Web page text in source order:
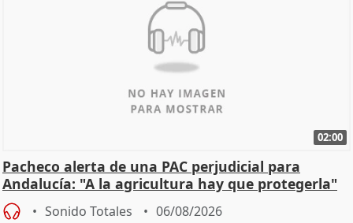
02:00
Pacheco alerta de una PAC perjudicial para
Andalucía: "A la agricultura hay que protegerla"
Sonido Totales 06/08/2026